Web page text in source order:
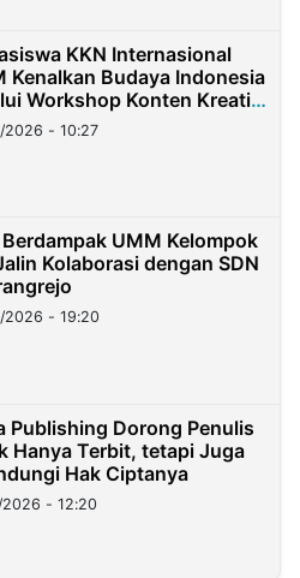
KKN Internasional
Kenalkan Budaya Indonesia
Workshop Konten Kreatif
- 10:27
Berdampak UMM Kelompok
Kolaborasi dengan SDN
2026 - 19:20
Publishing Dorong Penulis
Hanya Terbit, tetapi Juga
Hak Ciptanya
- 12:20